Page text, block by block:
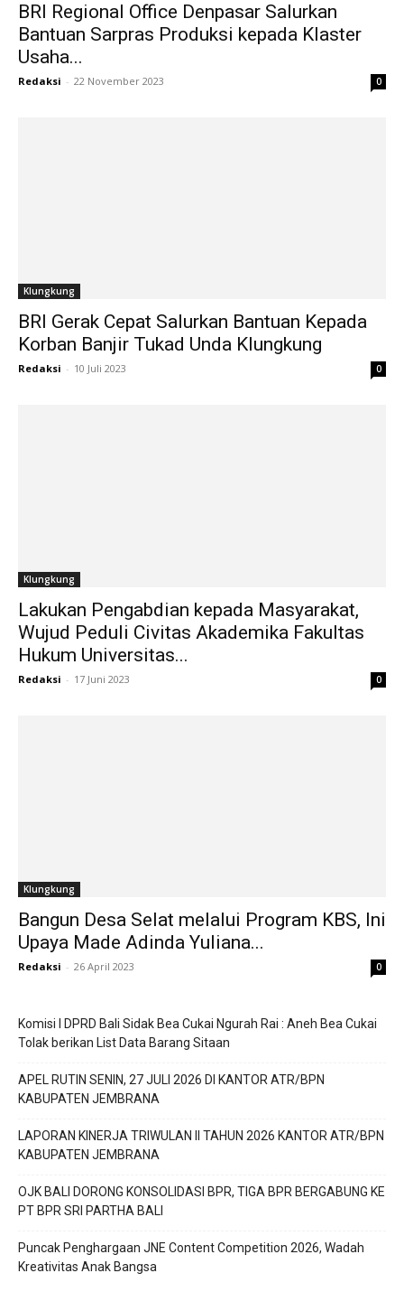
BRI Regional Office Denpasar Salurkan
Bantuan Sarpras Produksi kepada Klaster
Usaha...
Redaksi - 22 November 2023 0
Klungkung
BRI Gerak Cepat Salurkan Bantuan Kepada
Korban Banjir Tukad Unda Klungkung
Redaksi - 10 Juli 2023 0
Klungkung
Lakukan Pengabdian kepada Masyarakat,
Wujud Peduli Civitas Akademika Fakultas
Hukum Universitas...
Redaksi - 17 Juni 2023 0
Klungkung
Bangun Desa Selat melalui Program KBS, Ini
Upaya Made Adinda Yuliana...
Redaksi - 26 April 2023 0
Komisi I DPRD Bali Sidak Bea Cukai Ngurah Rai : Aneh Bea Cukai
Tolak berikan List Data Barang Sitaan
APEL RUTIN SENIN, 27 JULI 2026 DI KANTOR ATR/BPN
KABUPATEN JEMBRANA
LAPORAN KINERJA TRIWULAN II TAHUN 2026 KANTOR ATR/BPN
KABUPATEN JEMBRANA
OJK BALI DORONG KONSOLIDASI BPR, TIGA BPR BERGABUNG KE
PT BPR SRI PARTHA BALI
Puncak Penghargaan JNE Content Competition 2026, Wadah
Kreativitas Anak Bangsa